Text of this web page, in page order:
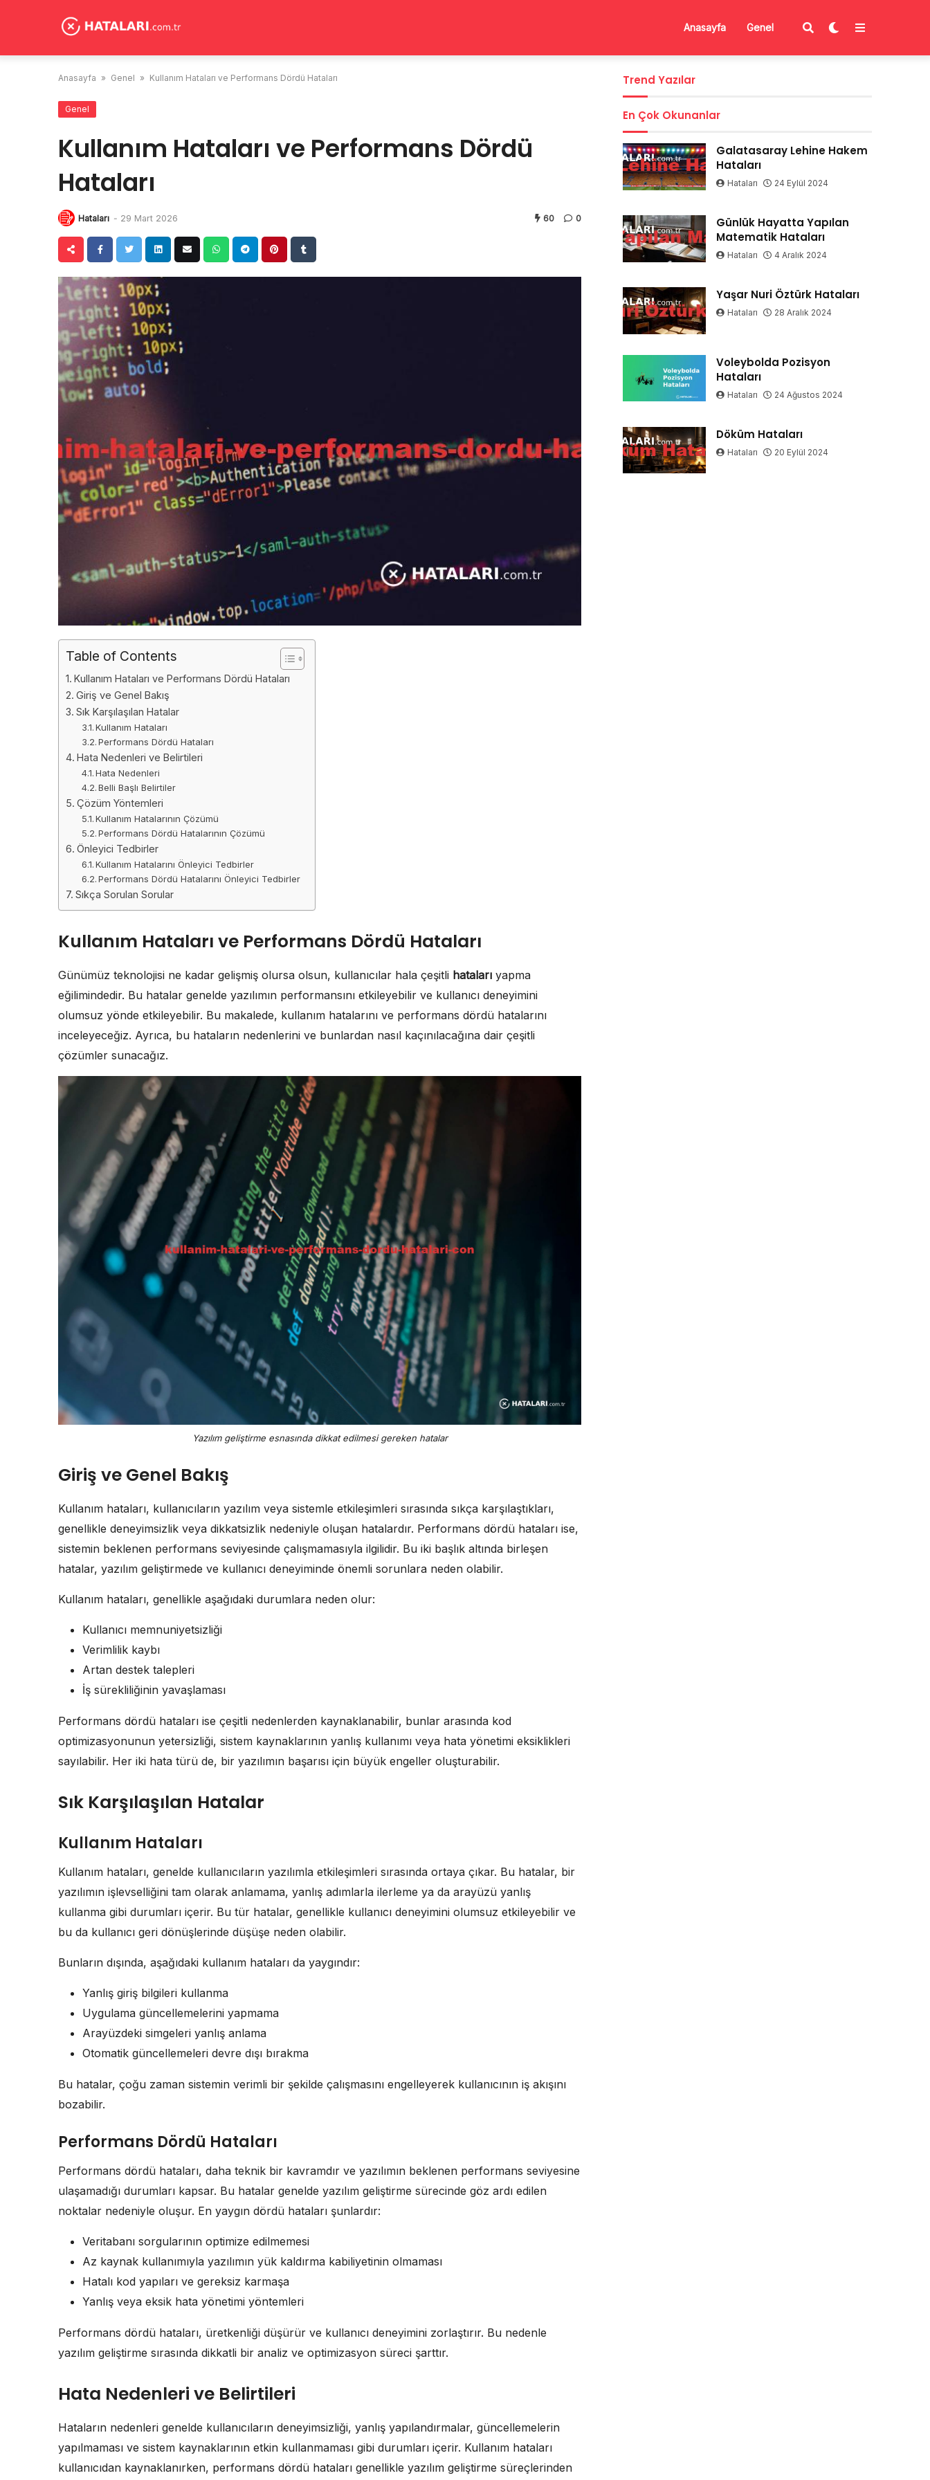
Anasayfa Genel
Anasayfa » Genel » Kullanım Hataları ve Performans Dördü Hataları
Genel
Kullanım Hataları ve Performans Dördü
Hataları
Hataları - 29 Mart 2026 60 0
Table of Contents
Kullanım Hataları ve Performans Dördü Hataları
Giriş ve Genel Bakış
Sık Karşılaşılan Hatalar
Kullanım Hataları
Performans Dördü Hataları
Hata Nedenleri ve Belirtileri
Hata Nedenleri
Belli Başlı Belirtiler
Çözüm Yöntemleri
Kullanım Hatalarının Çözümü
Performans Dördü Hatalarının Çözümü
Önleyici Tedbirler
Kullanım Hatalarını Önleyici Tedbirler
Performans Dördü Hatalarını Önleyici Tedbirler
Sıkça Sorulan Sorular
Kullanım Hataları ve Performans Dördü Hataları
Günümüz teknolojisi ne kadar gelişmiş olursa olsun, kullanıcılar hala çeşitli hataları yapma
eğilimindedir. Bu hatalar genelde yazılımın performansını etkileyebilir ve kullanıcı deneyimini
olumsuz yönde etkileyebilir. Bu makalede, kullanım hatalarını ve performans dördü hatalarını
inceleyeceğiz. Ayrıca, bu hataların nedenlerini ve bunlardan nasıl kaçınılacağına dair çeşitli
çözümler sunacağız.
Yazılım geliştirme esnasında dikkat edilmesi gereken hatalar
Giriş ve Genel Bakış
Kullanım hataları, kullanıcıların yazılım veya sistemle etkileşimleri sırasında sıkça karşılaştıkları,
genellikle deneyimsizlik veya dikkatsizlik nedeniyle oluşan hatalardır. Performans dördü hataları ise,
sistemin beklenen performans seviyesinde çalışmamasıyla ilgilidir. Bu iki başlık altında birleşen
hatalar, yazılım geliştirmede ve kullanıcı deneyiminde önemli sorunlara neden olabilir.
Kullanım hataları, genellikle aşağıdaki durumlara neden olur:
Kullanıcı memnuniyetsizliği
Verimlilik kaybı
Artan destek talepleri
İş sürekliliğinin yavaşlaması
Performans dördü hataları ise çeşitli nedenlerden kaynaklanabilir, bunlar arasında kod
optimizasyonunun yetersizliği, sistem kaynaklarının yanlış kullanımı veya hata yönetimi eksiklikleri
sayılabilir. Her iki hata türü de, bir yazılımın başarısı için büyük engeller oluşturabilir.
Sık Karşılaşılan Hatalar
Kullanım Hataları
Kullanım hataları, genelde kullanıcıların yazılımla etkileşimleri sırasında ortaya çıkar. Bu hatalar, bir
yazılımın işlevselliğini tam olarak anlamama, yanlış adımlarla ilerleme ya da arayüzü yanlış
kullanma gibi durumları içerir. Bu tür hatalar, genellikle kullanıcı deneyimini olumsuz etkileyebilir ve
bu da kullanıcı geri dönüşlerinde düşüşe neden olabilir.
Bunların dışında, aşağıdaki kullanım hataları da yaygındır:
Yanlış giriş bilgileri kullanma
Uygulama güncellemelerini yapmama
Arayüzdeki simgeleri yanlış anlama
Otomatik güncellemeleri devre dışı bırakma
Bu hatalar, çoğu zaman sistemin verimli bir şekilde çalışmasını engelleyerek kullanıcının iş akışını
bozabilir.
Performans Dördü Hataları
Performans dördü hataları, daha teknik bir kavramdır ve yazılımın beklenen performans seviyesine
ulaşamadığı durumları kapsar. Bu hatalar genelde yazılım geliştirme sürecinde göz ardı edilen
noktalar nedeniyle oluşur. En yaygın dördü hataları şunlardır:
Veritabanı sorgularının optimize edilmemesi
Az kaynak kullanımıyla yazılımın yük kaldırma kabiliyetinin olmaması
Hatalı kod yapıları ve gereksiz karmaşa
Yanlış veya eksik hata yönetimi yöntemleri
Performans dördü hataları, üretkenliği düşürür ve kullanıcı deneyimini zorlaştırır. Bu nedenle
yazılım geliştirme sırasında dikkatli bir analiz ve optimizasyon süreci şarttır.
Hata Nedenleri ve Belirtileri
Hataların nedenleri genelde kullanıcıların deneyimsizliği, yanlış yapılandırmalar, güncellemelerin
yapılmaması ve sistem kaynaklarının etkin kullanmaması gibi durumları içerir. Kullanım hataları
kullanıcıdan kaynaklanırken, performans dördü hataları genellikle yazılım geliştirme süreçlerinden
Trend Yazılar
En Çok Okunanlar
Galatasaray Lehine Hakem
Hataları
Hataları 24 Eylül 2024
Günlük Hayatta Yapılan
Matematik Hataları
Hataları 4 Aralık 2024
Yaşar Nuri Öztürk Hataları
Hataları 28 Aralık 2024
Voleybolda Pozisyon
Hataları
Hataları 24 Ağustos 2024
Döküm Hataları
Hataları 20 Eylül 2024